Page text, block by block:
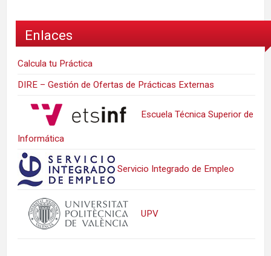
Enlaces
Calcula tu Práctica
DIRE – Gestión de Ofertas de Prácticas Externas
Escuela Técnica Superior de
Informática
Servicio Integrado de Empleo
UPV